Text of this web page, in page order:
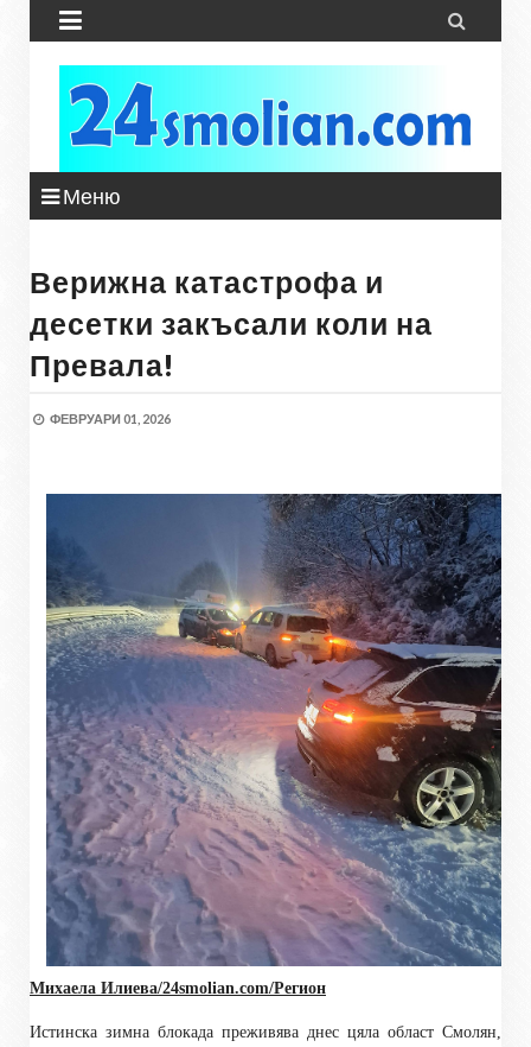
 
Меню
Верижна катастрофа и
десетки закъсали коли на
Превала!
ФЕВРУАРИ 01, 2026
Михаела Илиева/24smolian.com/Регион
Истинска зимна блокада преживява днес цяла област Смолян,